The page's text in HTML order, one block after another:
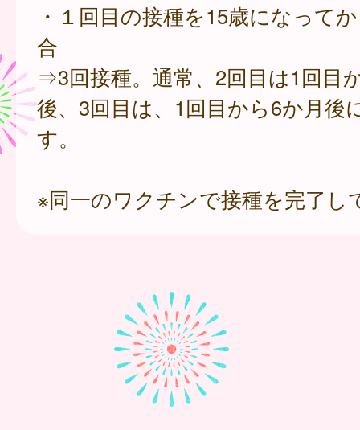
・１回目の接種を15歳になって
合
⇒3回接種。通常、2回目は1回目
後、3回目は、1回目から6か月後
す。
※同一のワクチンで接種を完了し